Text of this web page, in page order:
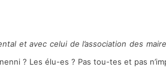
et avec celui de l’association des
? Les élu-es ? Pas tou-tes et pas